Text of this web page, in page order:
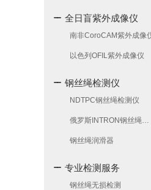
全日盲紫外成像仪
南非CoroCAM紫外成像
以色列OFIL紫外成像仪
钢丝绳检测仪
NDTPC钢丝绳检测仪
俄罗斯INTRON钢丝绳检测仪
钢丝绳润滑器
专业检测服务
钢丝绳无损检测